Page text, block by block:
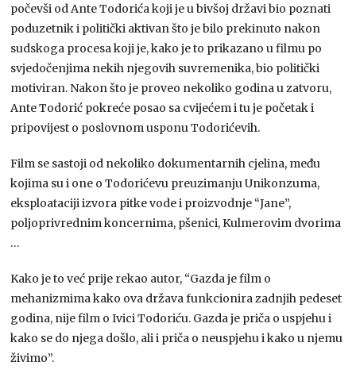
počevši od Ante Todorića koji je u bivšoj državi bio poznati
poduzetnik i politički aktivan što je bilo prekinuto nakon
sudskoga procesa koji je, kako je to prikazano u filmu po
svjedočenjima nekih njegovih suvremenika, bio politički
motiviran. Nakon što je proveo nekoliko godina u zatvoru,
Ante Todorić pokreće posao sa cvijećem i tu je početak i
pripovijest o poslovnom usponu Todorićevih.
Film se sastoji od nekoliko dokumentarnih cjelina, među
kojima su i one o Todorićevu preuzimanju Unikonzuma,
eksploataciji izvora pitke vode i proizvodnje “Jane”,
poljoprivrednim koncernima, pšenici, Kulmerovim dvorima
…
Kako je to već prije rekao autor, “Gazda je film o
mehanizmima kako ova država funkcionira zadnjih pedeset
godina, nije film o Ivici Todoriću. Gazda je priča o uspjehu i
kako se do njega došlo, ali i priča o neuspjehu i kako u njemu
živimo”.